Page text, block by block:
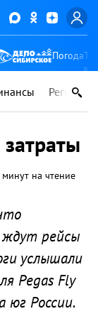
Погода
Регионы
на чтение
ждут рейсы
услышали
Pegas Fly
юг России.